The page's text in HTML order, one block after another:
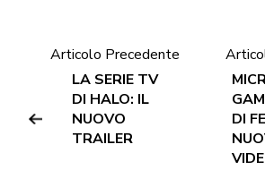
Articolo Precedente
LA SERIE TV
DI HALO: IL
NUOVO
TRAILER
DI